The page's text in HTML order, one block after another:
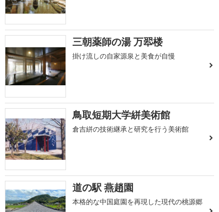
三朝薬師の湯 万翆楼
掛け流しの自家源泉と美食が自慢
鳥取短期大学絣美術館
倉吉絣の技術継承と研究を行う美術館
道の駅 燕趙園
本格的な中国庭園を再現した現代の桃源郷